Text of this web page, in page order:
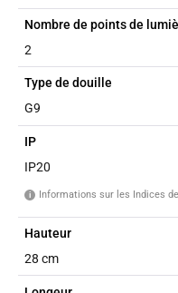
Nombre de points de
2
Type de douille
G9
IP
IP20
i Informations sur les Indices
Hauteur
28 cm